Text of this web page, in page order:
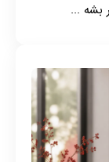
بشه ...